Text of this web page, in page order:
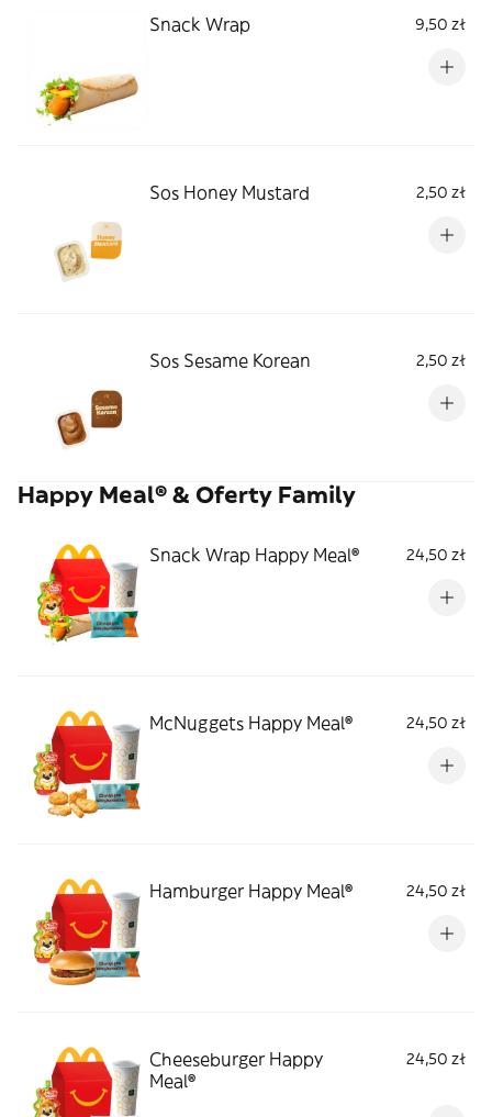
Snack Wrap 9,50 zł
Sos Honey Mustard 2,50 zł
Sos Sesame Korean 2,50 zł
Happy Meal® & Oferty Family
Snack Wrap Happy Meal® 24,50 zł
McNuggets Happy Meal® 24,50 zł
Hamburger Happy Meal® 24,50 zł
Cheeseburger Happy
Meal®
24,50 zł